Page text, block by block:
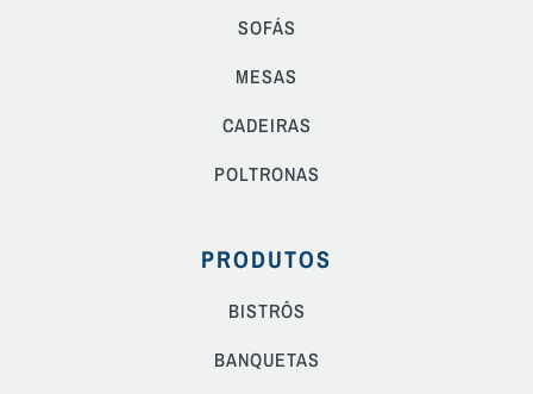
SOFÁS
MESAS
CADEIRAS
POLTRONAS
PRODUTOS
BISTRÔS
BANQUETAS